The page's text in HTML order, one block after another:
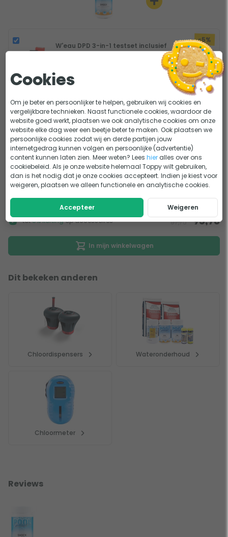
-5%
W'eau DPD 3-in-1 testset inclusief
-5%
24,95
23,70
-5%
W'eau TA- Alkaliteit 3 kg
24,95
23,70
-5%
W'eau TA+ Alkaliteit 1 kg
tot5% kortingop accessoires 97,75 93,76
In mijn winkelwagen
Dit bekeken anderen
Chloordispensers Wateronderhoud
Chloormeter
Reviews
Cookies
Om je beter en persoonlijker te helpen, gebruiken wij cookies en
vergelijkbare technieken. Naast functionele cookies, waardoor de
website goed werkt, plaatsen we ook analytische cookies om onze
website elke dag weer een beetje beter te maken. Ook plaatsen we
persoonlijke cookies zodat wij en derde partijen jouw
internetgedrag kunnen volgen en persoonlijke (advertentie)
content kunnen laten zien. Meer weten? Leeshier alles over ons
cookiebeleid. Als je onze website helemaal Toppy wilt gebruiken,
dan is het nodig dat je onze cookies accepteert. Indien je kiest voor
weigeren, plaatsen we alleen functionele en analytische cookies.
Accepteer Weigeren